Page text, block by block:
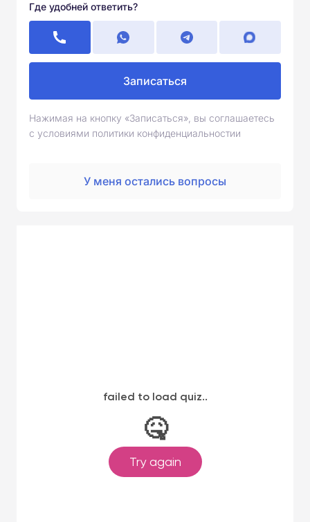
Где удобней ответить?
Записаться
Нажимая на кнопку «Записаться», вы соглашаетесь
с условиями политики конфиденциальностии
У меня остались вопросы